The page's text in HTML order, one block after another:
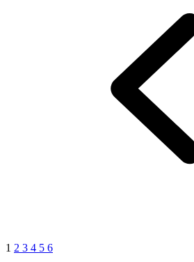
1 2 3 4 5 6